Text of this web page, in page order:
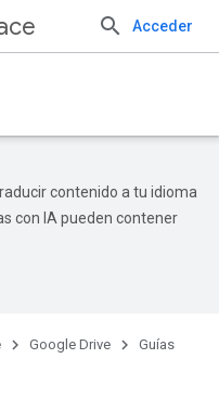
Acceder
contenido a tu idioma
con IA pueden contener
Google Drive Guías